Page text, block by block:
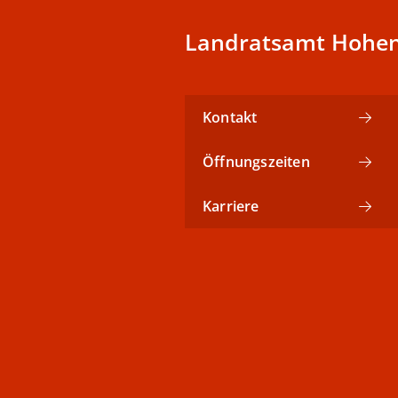
Landratsamt
Kontakt
Öffnungszeiten
Karriere